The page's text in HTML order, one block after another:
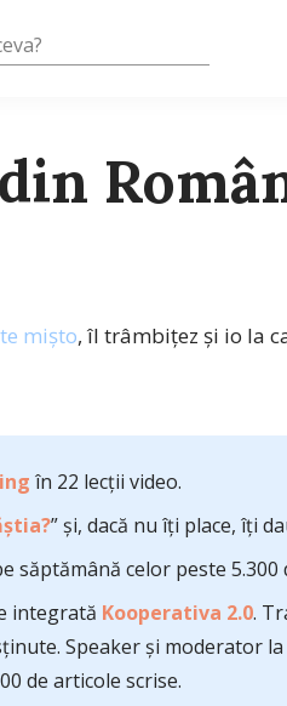
mişto, îl trâmbiţez şi io la
în 22 lecții video.
” și, dacă nu îți place, îți
săptămână celor peste 5.300
integrată Kooperativa 2.0.
Speaker și moderator la
de articole scrise.